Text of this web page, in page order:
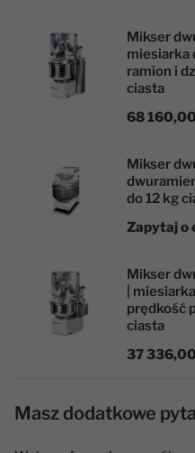
Mikser
miesiarka
ramion i
ciasta
68 160,00
Mikser
do 12 kg
Zapytaj o
Mikser
|
prędkość
ciasta
37 336,00
Masz dodatkowe